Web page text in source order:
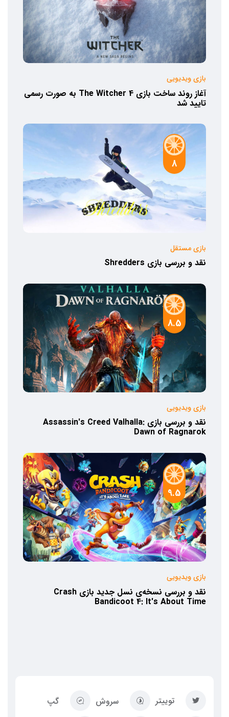
بازی ویدیویی
آغاز روند ساخت بازی The Witcher 4 به صورت رسمی
تایید شد
8
بازی مستقل
نقد و بررسی بازی Shredders
8.5
بازی ویدیویی
نقد و بررسی بازی Assassin's Creed Valhalla:
Dawn of Ragnarok
9.5
بازی ویدیویی
نقد و بررسی نسخه‌ی نسل جدید بازی Crash
Bandicoot 4: It's About Time
توییتر سروش گپ